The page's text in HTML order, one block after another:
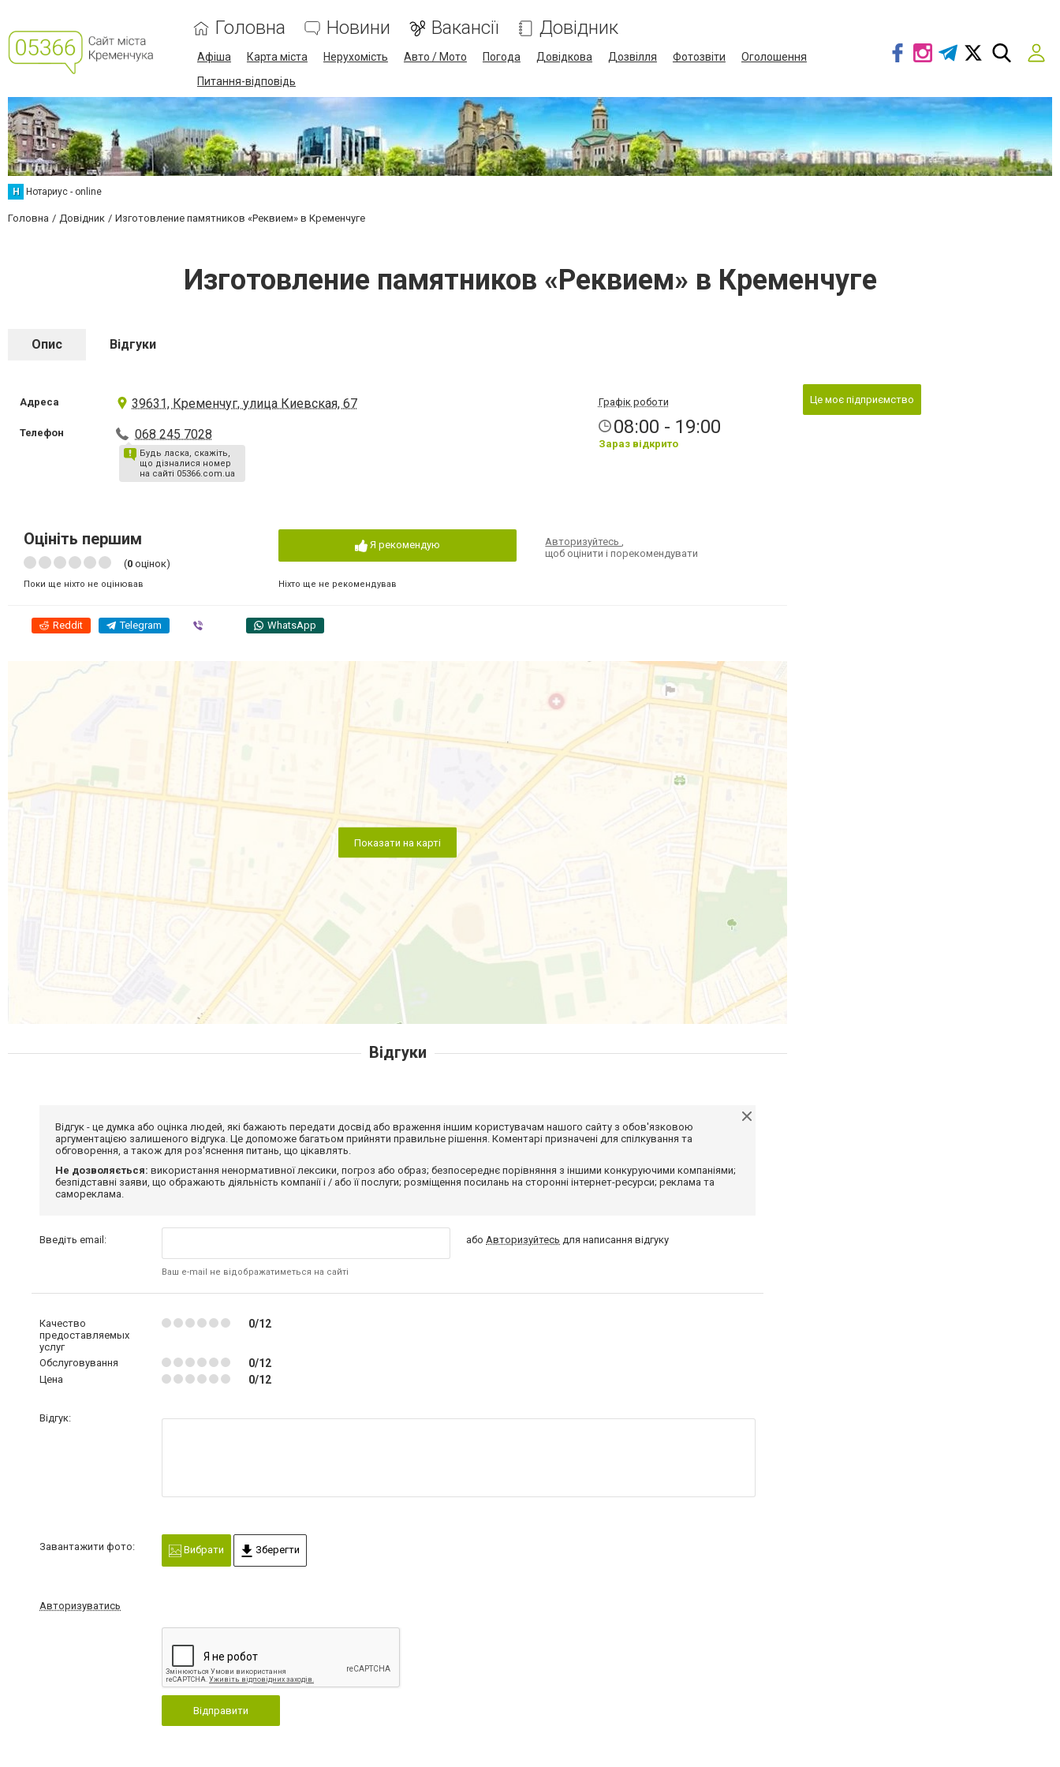
Головна Новини Вакансії Довідник
Афіша Карта міста Нерухомість Авто / Мото Погода Довідкова Дозвілля Фотозвіти
Оголошення
Питання-відповідь
Н Нотариус - online
Головна Довідник Изготовление памятников «Реквием» в Кременчуге
Изготовление памятников «Реквием» в Кременчуге
Опис Відгуки
Адреса 39631, Кременчуг, улица Киевская, 67
Телефон 068 245 7028
Будь ласка, скажіть,
що дізналися номер
на сайті 05366.com.ua
Графік роботи
08:00 - 19:00
Зараз відкрито
Оцініть першим
(0 оцінок)
Поки ще ніхто не оцінював
Я рекомендую
Ніхто ще не рекомендував
Авторизуйтесь,
щоб оцінити і порекомендувати
Reddit Telegram WhatsApp
Показати на карті
Це моє підприємство
Відгуки
Відгук - це думка або оцінка людей, які бажають передати досвід або враження іншим користувачам нашого сайту з обов'язковою
аргументацією залишеного відгука. Це допоможе багатьом прийняти правильне рішення. Коментарі призначені для спілкування та
обговорення, а також для роз'яснення питань, що цікавлять.
Не дозволяється: використання ненормативної лексики, погроз або образ; безпосереднє порівняння з іншими конкуруючими компаніями;
безпідставні заяви, що ображають діяльність компанії і / або її послуги; розміщення посилань на сторонні інтернет-ресурси; реклама та
самореклама.
Введіть email:
Ваш e-mail не відображатиметься на сайті
абоАвторизуйтесь для написання відгуку
Качество
предоставляемых
услуг
0/12
Обслуговування 0/12
Цена 0/12
Відгук:
Завантажити фото: Вибрати Зберегти
Авторизуватись
Відправити